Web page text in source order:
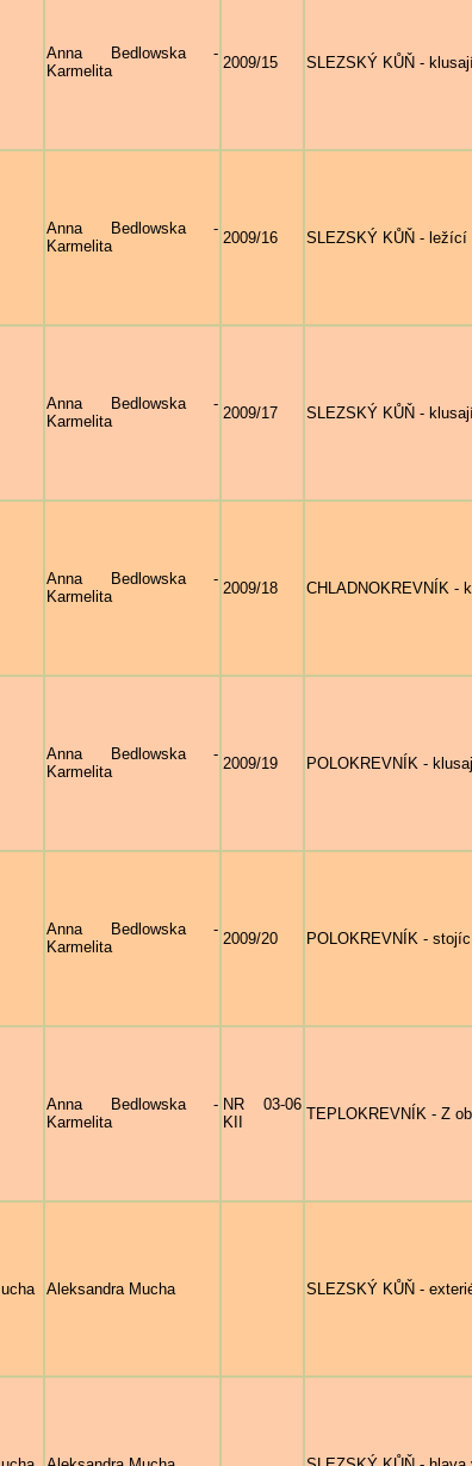
Anna Bedlowska -
Karmelita
2009/15 SLEZSKÝ KŮŇ -
Anna Bedlowska -
Karmelita
2009/16 SLEZSKÝ KŮŇ - ležící
Anna Bedlowska -
Karmelita
2009/17 SLEZSKÝ KŮŇ -
Anna Bedlowska -
Karmelita
2009/18 CHLADNOKREVNÍK -
Anna Bedlowska -
Karmelita
2009/19 POLOKREVNÍK -
Anna Bedlowska -
Karmelita
2009/20 POLOKREVNÍK -
Anna Bedlowska -
Karmelita
NR 03-06
KII
TEPLOKREVNÍK - Z
Aleksandra Mucha SLEZSKÝ KŮŇ -